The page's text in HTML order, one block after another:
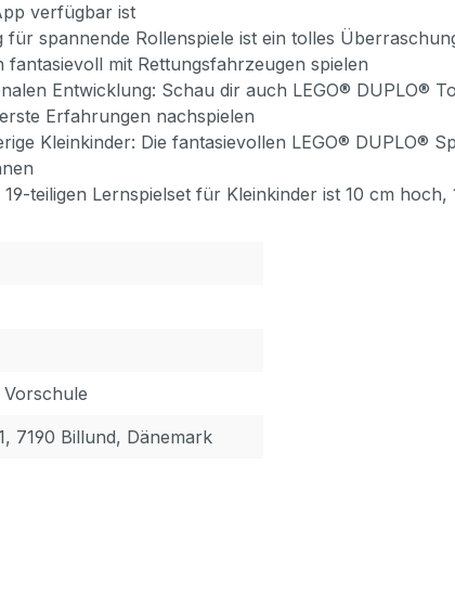
verfügbar ist
für spannende Rollenspiele ist ein tolles
mit Rettungsfahrzeugen spielen
Entwicklung: Schau dir auch LEGO® DUPLO®
Erfahrungen nachspielen
Kleinkinder: Die fantasievollen LEGO® DUPLO®
teiligen Lernspielset für Kleinkinder ist 10 cm
7190 Billund, Dänemark